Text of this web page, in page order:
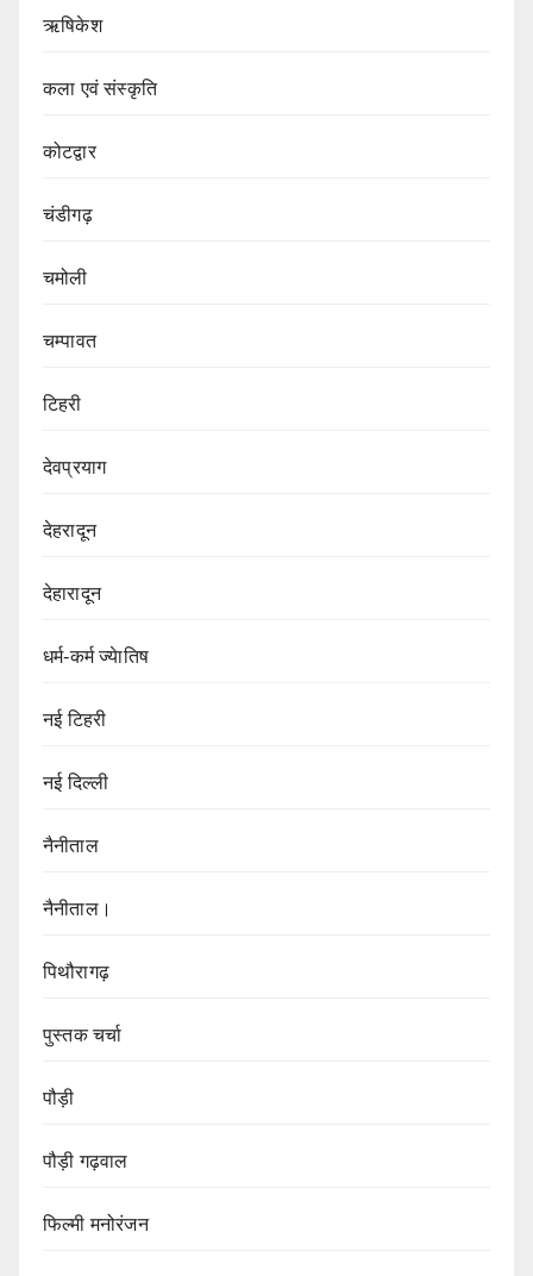
ऋषिकेश
कला एवं संस्कृति
कोटद्वार
चंडीगढ़
चमोली
चम्पावत
टिहरी
देवप्रयाग
देहरादून
देहारादून
धर्म-कर्म ज्येातिष
नई टिहरी
नई दिल्ली
नैनीताल
नैनीताल।
पिथौरागढ़
पुस्तक चर्चा
पौड़ी
पौड़ी गढ़वाल
फिल्मी मनोरंजन